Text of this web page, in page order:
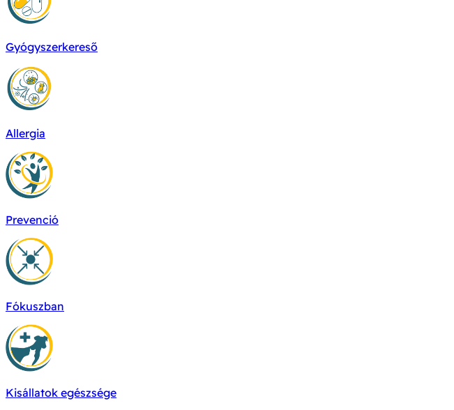
Gyógyszerkereső
Allergia
Prevenció
Fókuszban
Kisállatok egészsége